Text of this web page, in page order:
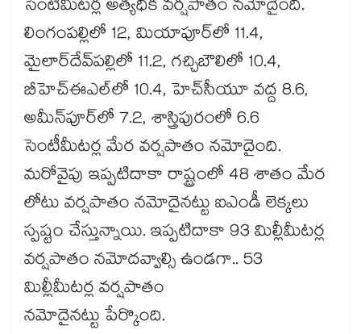
సెంటీమీటర్ల అత్యధిక వర్షపాతం నమోదైంది.
లింగంపల్లిలో 12, మియాపూర్‌‌‌‌లో 11.4,
మైలార్‌‌‌‌దేవ్‌‌పల్లిలో 11.2, గచ్చిబౌలిలో 10.4,
బీహెచ్‌‌ఈఎల్‌‌లో 10.4, హెచ్‌‌సీయూ వద్ద 8.6,
అమీన్‌‌పూర్‌‌‌‌లో 7.2, శాస్త్రిపురంలో 6.6
సెంటీమీటర్ల మేర వర్షపాతం నమోదైంది.
మరోవైపు ఇప్పటిదాకా రాష్ట్రంలో 48 శాతం మేర
లోటు వర్షపాతం నమోదైనట్టు ఐఎండీ లెక్కలు
స్పష్టం చేస్తున్నాయి. ఇప్పటిదాకా 93 మిల్లీమీటర్ల
వర్షపాతం నమోదవ్వాల్సి ఉండగా.. 53
మిల్లీమీటర్ల వర్షపాతం
నమోదైనట్టు పేర్కొంది.